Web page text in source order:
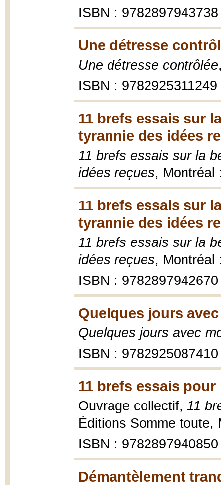
ISBN : 9782897943738
Une détresse
Une détresse contrôlée
ISBN : 9782925311249
11 brefs essais sur
tyrannie des idées
11 brefs essais sur la
idées reçues, Montréal
11 brefs essais sur
tyrannie des idées
11 brefs essais sur la
idées reçues, Montréal
ISBN : 9782897942670
Quelques jours
Quelques jours avec
ISBN : 9782925087410
11 brefs essais pour
Ouvrage collectif, 11
Éditions Somme toute,
ISBN : 9782897940850
Démantèlement